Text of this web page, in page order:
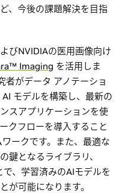
、今後の課題解決を目指
びNVIDIAの医用画像向け
Imaging を活用しま
がデータ アノテーショ
モデルを構築し、最新の
スアプリケーションを使
クフローを導入すること
ークです。また、最適な
鍵となるライブラリ、
で、学習済みのAIモデルを
が可能になります。